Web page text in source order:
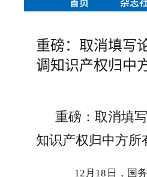
首页 杂志
重磅：取消填写
调知识产权归中
重磅：取消填
知识产权归中方
12 月 18 日，国